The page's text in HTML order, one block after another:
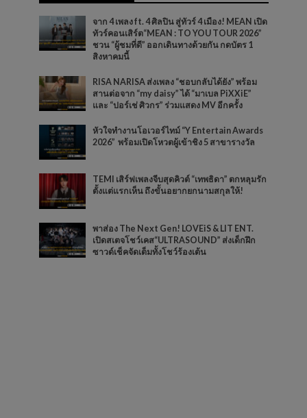
จาก 4 เพลง ft. 4 ศิลปิน สู่ทัวร์ 4 เมือง! MEAN เปิด
ทัวร์คอนเสิร์ต“MEAN : TO YOU TOUR 2026”
ชวน “ผู้ชมที่ดี” ออกเดินทางด้วยกัน กดบัตร 1
สิงหาคมนี้
RISA NARISA ส่งเพลง “ชอบกลับได้ยัง” พร้อม
สานต่อจาก “my daisy” ได้ “มาเบล PiXXiE”
และ “ปอร์เช่ ศิวกร” ร่วมแสดง MV อีกครั้ง
หัวใจทำงานโอเวอร์ไทม์ “Y Entertain Awards
2026” พร้อมเปิดโหวตผู้เข้าชิง 5 สาขารางวัล
TEMI เสิร์ฟเพลงจีบสุดคิวต์ “เทพธิดา” ตกหลุมรัก
ตั้งแต่แรกเห็น ถึงขั้นอยากยกนามสกุลให้!
พาส่อง The Next Gen! LOVEiS & LIT ENT.
เปิดสเตจโชว์เคส“ULTRASOUND” ส่งเด็กฝึก
ซาวด์เช็คจัดเต็มทั้งโชว์ร้องเต้น